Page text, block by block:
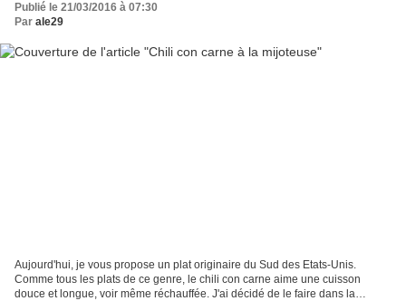
Publié le 21/03/2016 à 07:30
Par ale29
Aujourd'hui, je vous propose un plat originaire du Sud des Etats-Unis.
Comme tous les plats de ce genre, le chili con carne aime une cuisson
douce et longue, voir même réchauffée. J'ai décidé de le faire dans la